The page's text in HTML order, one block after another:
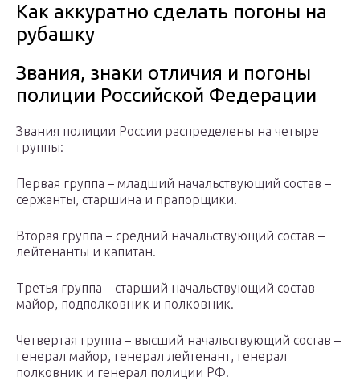
Как аккуратно сделать погоны на
рубашку
Звания, знаки отличия и погоны
полиции Российской Федерации
Звания полиции России распределены на четыре
группы:
Первая группа – младший начальствующий состав –
сержанты, старшина и прапорщики.
Вторая группа – средний начальствующий состав –
лейтенанты и капитан.
Третья группа – старший начальствующий состав –
майор, подполковник и полковник.
Четвертая группа – высший начальствующий состав –
генерал майор, генерал лейтенант, генерал
полковник и генерал полиции РФ.